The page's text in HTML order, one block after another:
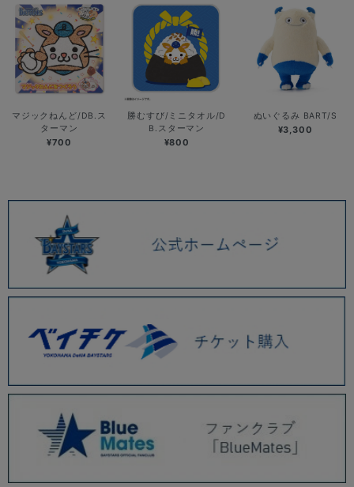
マジックねんど/DB.ス
ターマン
¥700
勝むすび/ミニタオル/D
B.スターマン
¥800
ぬいぐるみ BART/S
¥3,300